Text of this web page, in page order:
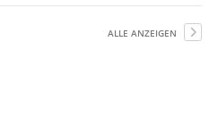
ALLE ANZEIGEN